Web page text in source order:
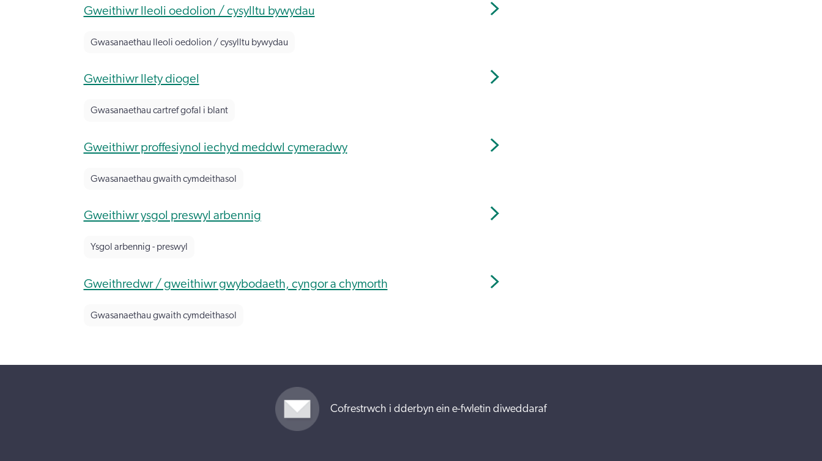
Gweithiwr lleoli oedolion / cysylltu bywydau
Gwasanaethau lleoli oedolion / cysylltu bywydau
Gweithiwr llety diogel
Gwasanaethau cartref gofal i blant
Gweithiwr proffesiynol iechyd meddwl cymeradwy
Gwasanaethau gwaith cymdeithasol
Gweithiwr ysgol preswyl arbennig
Ysgol arbennig - preswyl
Gweithredwr / gweithiwr gwybodaeth, cyngor a chymorth
Gwasanaethau gwaith cymdeithasol
Cofrestrwch i dderbyn ein e-fwletin diweddaraf